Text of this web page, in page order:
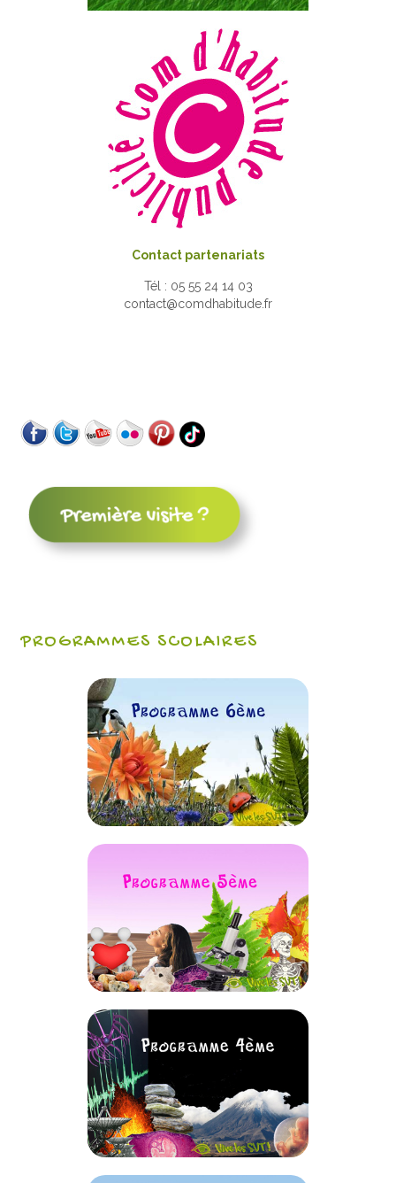
Contact partenariats
Tél : 05 55 24 14 03
contact@comdhabitude.fr
PROGRAMMES SCOLAIRES